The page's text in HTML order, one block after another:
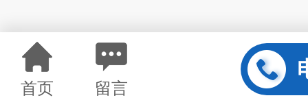
首页 留言